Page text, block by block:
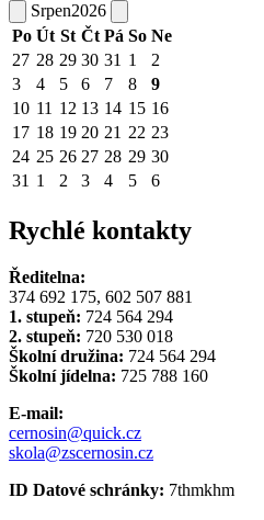
Srpen2026
Po Út St Čt Pá So Ne
27 28 29 30 31 1
2
3
4 5 6 7 8
9
10 11 12 13 14 15 16
17 18 19 20 21 22 23
24 25 26 27 28 29 30
31 1 2 3 4 5 6
Rychlé kontakty
Ředitelna:
374 692 175, 602 507 881
1. stupeň: 724 564 294
2. stupeň: 720 530 018
Školní družina: 724 564 294
Školní jídelna: 725 788 160
E-mail:
cernosin@quick.cz
skola@zscernosin.cz
ID Datové schránky: 7thmkhm